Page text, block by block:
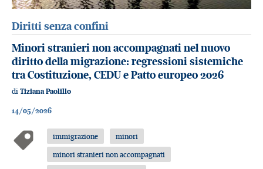
Diritti senza confini
Minori stranieri non accompagnati nel nuovo
diritto della migrazione: regressioni sistemiche
tra Costituzione, CEDU e Patto europeo 2026
di Tiziana Paolillo
14/05/2026
immigrazione
minori
minori stranieri non accompagnati